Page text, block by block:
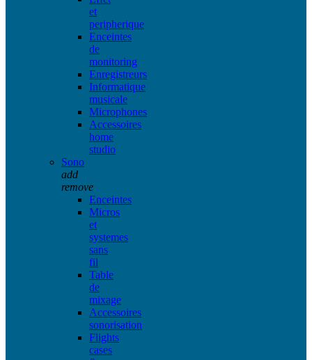
et
peripherique
Enceintes
de
monitoring
Enregistreurs
Informatique
musicale
Microphones
Accessoires
home
studio
Sono
add
remove
Enceintes
Micros
et
systemes
sans
fil
Table
de
mixage
Accessoires
sonorisation
Flights
cases